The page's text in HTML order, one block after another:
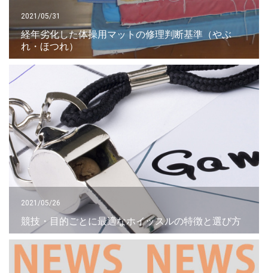
2021/05/31
経年劣化した体操用マットの修理判断基準（やぶ
れ・ほつれ）
2021/05/26
競技・目的ごとに最適なホイッスルの特徴と選び方